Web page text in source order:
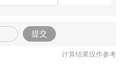
提交
计算结果仅作参考